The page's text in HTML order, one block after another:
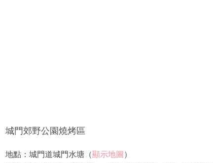
城門郊野公園燒烤區
地點：城門道城門水塘（顯示地圖 ）